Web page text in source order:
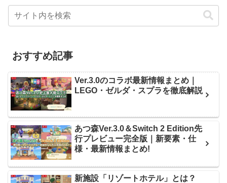
おすすめ記事
Ver.3.0のコラボ最新情報まとめ｜
LEGO・ゼルダ・スプラを徹底解説
あつ森Ver.3.0＆Switch 2 Edition先
行プレビュー完全版｜新要素・仕
様・最新情報まとめ!
新施設「リゾートホテル」とは？